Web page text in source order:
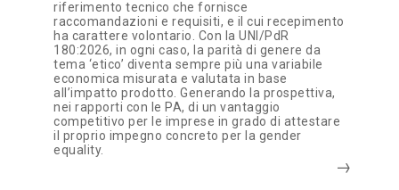
riferimento tecnico che fornisce
raccomandazioni e requisiti, e il cui recepimento
ha carattere volontario. Con la UNI/PdR
180:2026, in ogni caso, la parità di genere da
tema ‘etico’ diventa sempre più una variabile
economica misurata e valutata in base
all’impatto prodotto. Generando la prospettiva,
nei rapporti con le PA, di un vantaggio
competitivo per le imprese in grado di attestare
il proprio impegno concreto per la gender
equality.